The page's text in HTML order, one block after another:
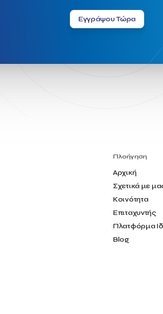
Εγγράψου Τώρα
Πλοήγηση
Αρχική
Σχετικά με
Κοινότητα
Επιταχυντής
Πλατφόρμα
Blog